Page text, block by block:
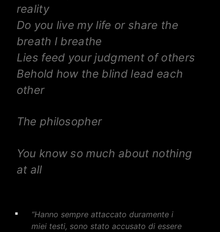
reality
Do you live my life or share the
breath I breathe
Lies feed your judgment of others
Behold how the blind lead each
other
The philosopher
You know so much about nothing
at all
“Hanno sempre attaccato duramente i
miei testi, sono stato accusato di essere